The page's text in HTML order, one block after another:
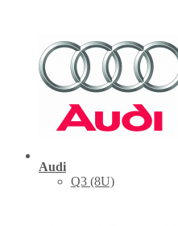
Audi
Q3 (8U)